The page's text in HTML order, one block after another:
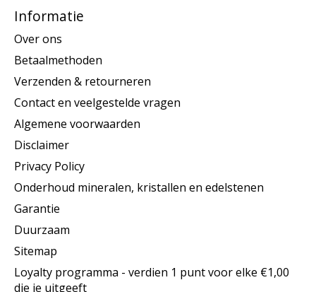
Informatie
Over ons
Betaalmethoden
Verzenden & retourneren
Contact en veelgestelde vragen
Algemene voorwaarden
Disclaimer
Privacy Policy
Onderhoud mineralen, kristallen en edelstenen
Garantie
Duurzaam
Sitemap
Loyalty programma - verdien 1 punt voor elke €1,00
die je uitgeeft